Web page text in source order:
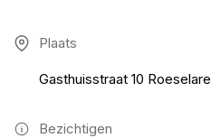
Plaats
Gasthuisstraat 10 Roeselare
Bezichtigen